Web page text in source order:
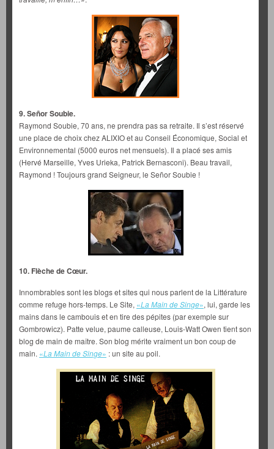
9. Señor Soubie.
Raymond Soubie, 70 ans, ne prendra pas sa retraite. Il s’est réservé
une place de choix chez ALIXIO et au Conseil Économique, Social et
Environnemental (5000 euros net mensuels). Il a placé ses amis
(Hervé Marseille, Yves Urieka, Patrick Bernasconi). Beau travail,
Raymond ! Toujours grand Seigneur, le Señor Soubie !
10. Flèche de Cœur.
Innombrables sont les blogs et sites qui nous parlent de la Littérature
comme refuge hors-temps. Le Site, «La Main de Singe», lui, garde les
mains dans le cambouis et en tire des pépites (par exemple sur
Gombrowicz). Patte velue, paume calleuse, Louis-Watt Owen tient son
blog de main de maître. Son blog mérite vraiment un bon coup de
main. «La Main de Singe» : un site au poil.